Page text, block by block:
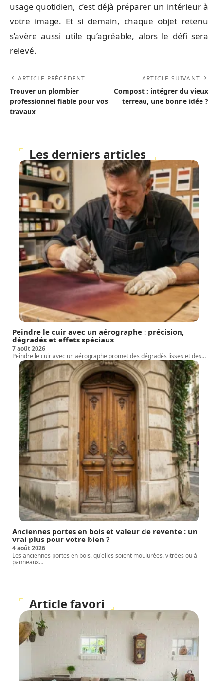
usage quotidien, c’est déjà préparer un intérieur à
votre image. Et si demain, chaque objet retenu
s’avère aussi utile qu’agréable, alors le défi sera
relevé.
ARTICLE PRÉCÉDENT
Trouver un plombier
professionnel fiable pour vos
travaux
ARTICLE SUIVANT
Compost : intégrer du vieux
terreau, une bonne idée ?
Les derniers articles
Peindre le cuir avec un aérographe : précision,
dégradés et effets spéciaux
7 août 2026
Peindre le cuir avec un aérographe promet des dégradés lisses et des…
Anciennes portes en bois et valeur de revente : un
vrai plus pour votre bien ?
4 août 2026
Les anciennes portes en bois, qu'elles soient moulurées, vitrées ou à
panneaux…
Article favori